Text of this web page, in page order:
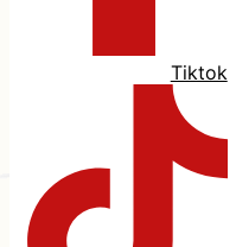
Tiktok